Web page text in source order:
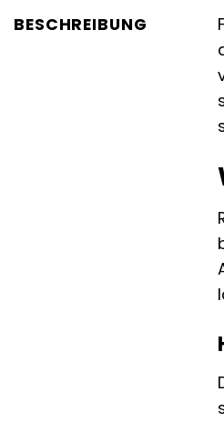
BESCHREIBUNG